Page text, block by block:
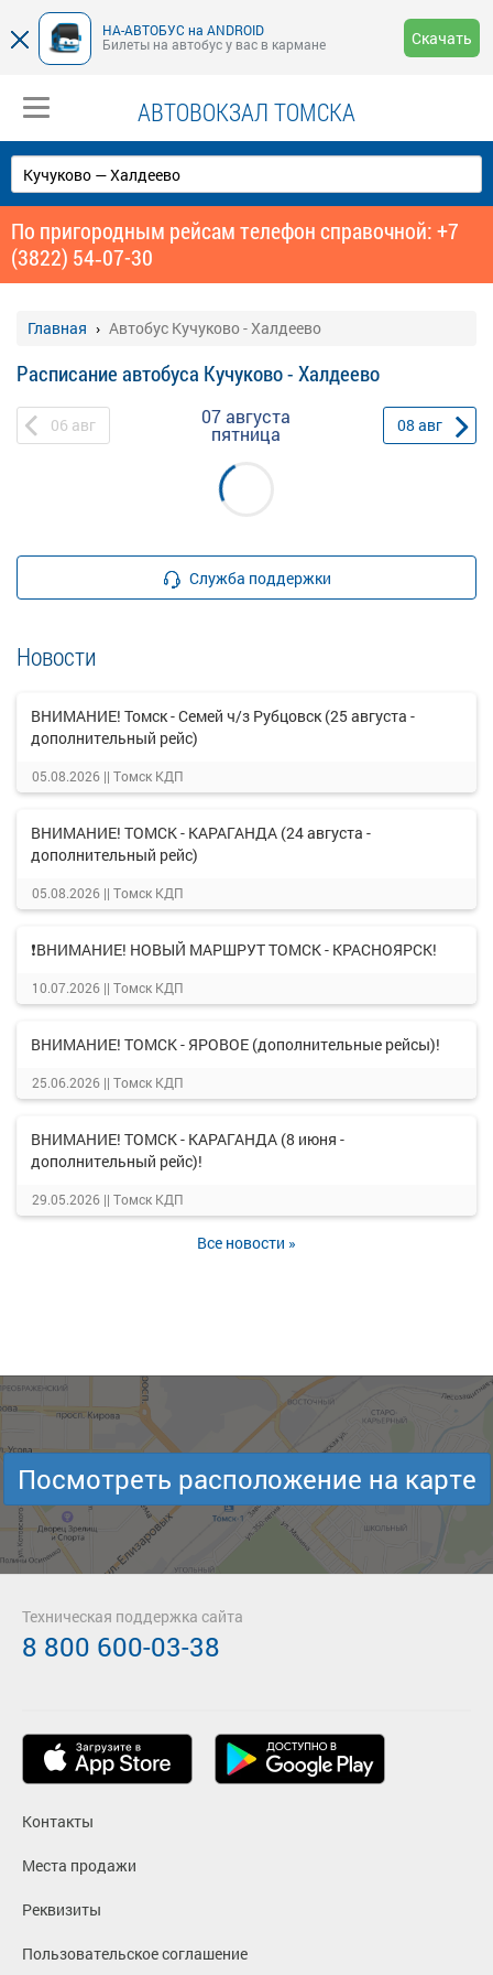
НА-АВТОБУС на ANDROID
Билеты на автобус у вас в кармане
Скачать
АВТОВОКЗАЛ ТОМСКА
По пригородным рейсам телефон справочной: +7
(3822) 54‑07-30
Главная Автобус Кучуково - Халдеево
Расписание автобуса Кучуково - Халдеево
06 авг 07 августа
пятница 08 авг
Служба поддержки
Новости
ВНИМАНИЕ! Томск - Семей ч/з Рубцовск (25 августа -
дополнительный рейс)
05.08.2026 || Томск КДП
ВНИМАНИЕ! ТОМСК - КАРАГАНДА (24 августа -
дополнительный рейс)
05.08.2026 || Томск КДП
❗ВНИМАНИЕ! НОВЫЙ МАРШРУТ ТОМСК - КРАСНОЯРСК!
10.07.2026 || Томск КДП
ВНИМАНИЕ! ТОМСК - ЯРОВОЕ (дополнительные рейсы)!
25.06.2026 || Томск КДП
ВНИМАНИЕ! ТОМСК - КАРАГАНДА (8 июня -
дополнительный рейс)!
29.05.2026 || Томск КДП
Все новости »
Посмотреть расположение на карте
Контакты
Места продажи
Реквизиты
Пользовательское соглашение
Техническая поддержка сайта
8 800 600-03-38